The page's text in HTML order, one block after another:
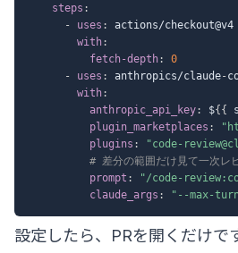
steps :
-
uses :
actions/checkout@v4
with:
fetch-depth:
0
-
uses : anthropics/claude-
with:
anthropic_api_key: ${ {
plugin_marketplaces :
plugins :
"code-
# 差分の範囲だけ見て一次レ
prompt :
"/code-
claude_args : "--max-
設定したら、PRを開くだけで